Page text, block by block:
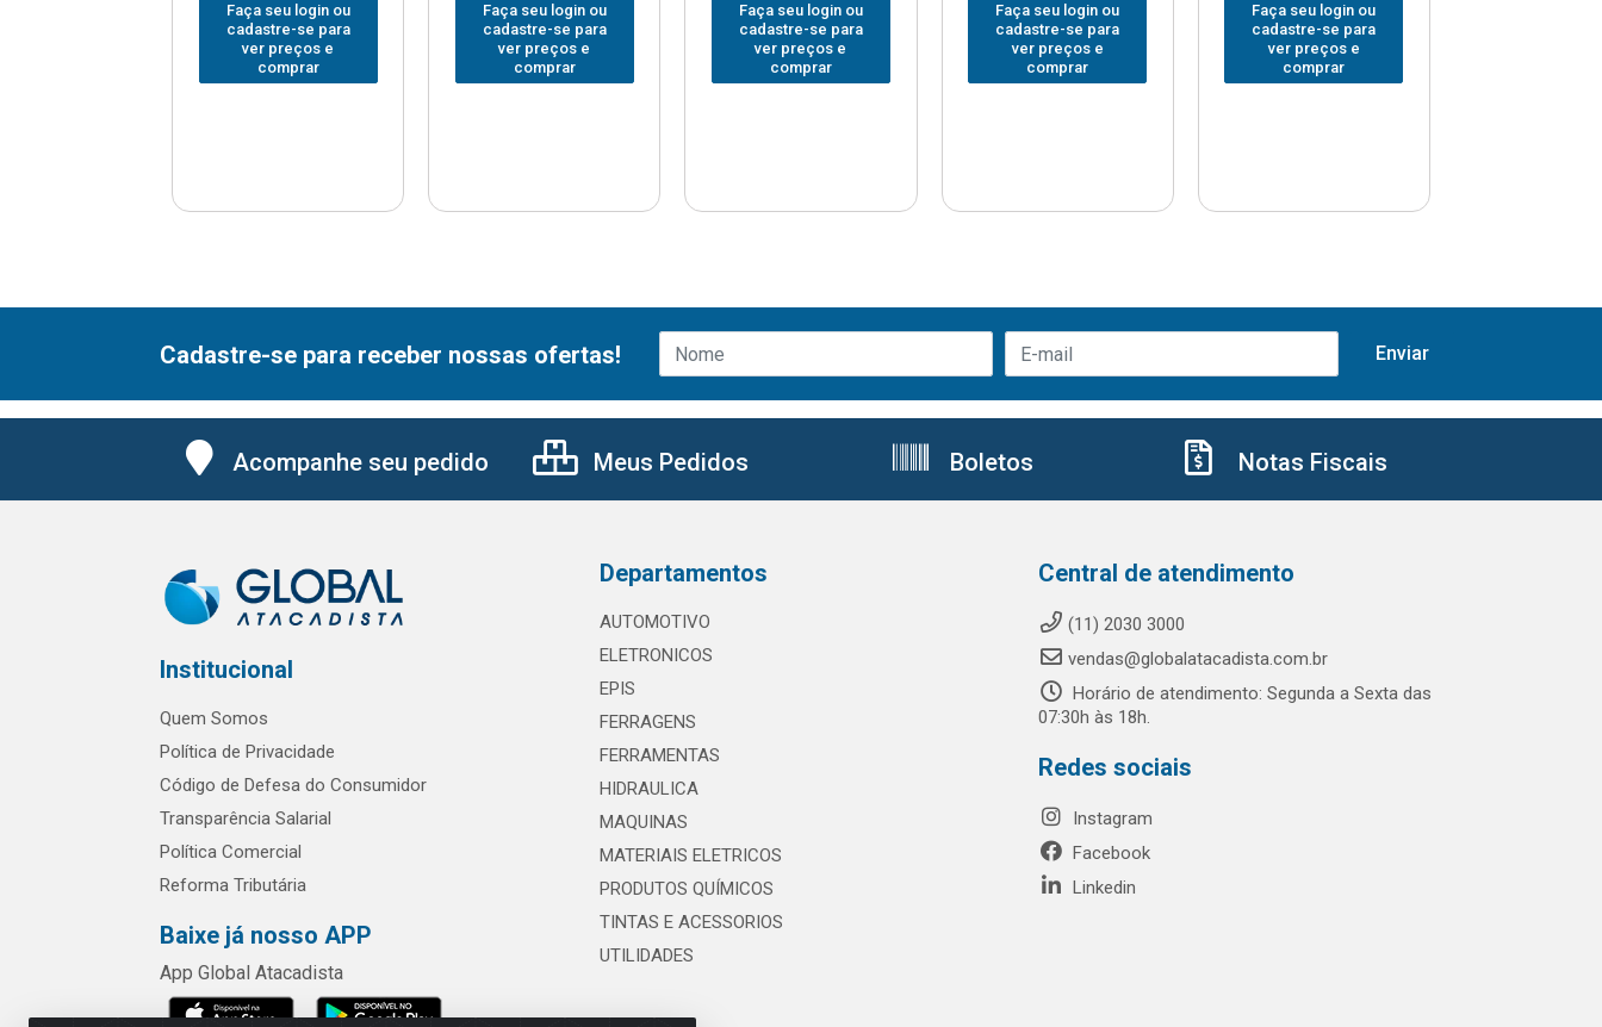
Faça seu login ou
cadastre-se para
ver preços e
comprar
Faça seu login ou
cadastre-se para
ver preços e
comprar
Faça seu login ou
cadastre-se para
ver preços e
comprar
Faça seu login ou
cadastre-se para
ver preços e
comprar
Faça seu login ou
cadastre-se para
ver preços e
comprar
Cadastre-se para receber nossas ofertas!
Acompanhe seu pedido Meus Pedidos Boletos Notas Fiscais
Institucional
Quem Somos
Política de Privacidade
Código de Defesa do Consumidor
Transparência Salarial
Política Comercial
Reforma Tributária
Baixe já nosso APP
App Global Atacadista
Departamentos
AUTOMOTIVO
ELETRONICOS
EPIS
FERRAGENS
FERRAMENTAS
HIDRAULICA
MAQUINAS
MATERIAIS ELETRICOS
PRODUTOS QUÍMICOS
TINTAS E ACESSORIOS
UTILIDADES
Central de atendimento
(11) 2030 3000
vendas@globalatacadista.com.br
Horário de atendimento: Segunda a Sexta das
07:30h às 18h.
Redes sociais
Instagram
Facebook
Linkedin